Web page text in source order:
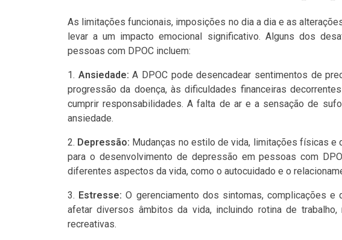
As limitações funcionais, imposições no dia a dia e as
levar a um impacto emocional significativo. Alguns dos
pessoas com DPOC incluem:
Ansiedade:A DPOC pode desencadear sentimentos de
progressão da doença, às dificuldades financeiras
cumprir responsabilidades. A falta de ar e a sensação de
ansiedade.
Depressão: Mudanças no estilo de vida, limitações físicas
para o desenvolvimento de depressão em pessoas com
diferentes aspectos da vida, como o autocuidado e o
Estresse: O gerenciamento dos sintomas, complicações
afetar diversos âmbitos da vida, incluindo rotina de
recreativas.